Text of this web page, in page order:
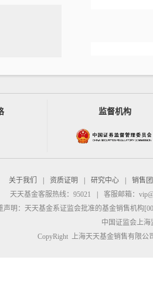
监督机构
关于我们 资质证明 研究中心
销售
天天基金客服热线：95021
客服邮箱：
声明： 天天基金系证监会批准的基金销售机构
中国证监会上
CopyRight 上海天天基金销售有限